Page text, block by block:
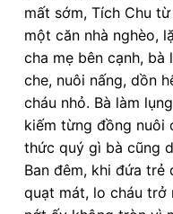
mất sớm, Tích Chu
một căn nhà nghèo,
cha mẹ bên cạnh,
che, nuôi nấng, dồn
cháu nhỏ. Bà làm
kiếm từng đồng nuôi
thức quý gì bà cũng
Ban đêm, khi đứa trẻ
quạt mát, lo cháu trở